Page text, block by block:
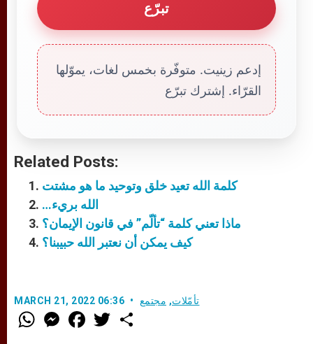
تبرّع
إدعم زينيت. متوفّرة بخمس لغات، يموّلها
القرّاء. إشترك تبرّع
Related Posts:
كلمة الله تعيد خلق وتوحيد ما هو مشتت
…الله بريء
ماذا تعني كلمة “تألّم” في قانون الإيمان؟
كيف يمكن أن نعتبر الله حبيبنا؟
MARCH 21, 2022 06:36 تأمّلات, مجتمع
W
h
M
e
F
a w